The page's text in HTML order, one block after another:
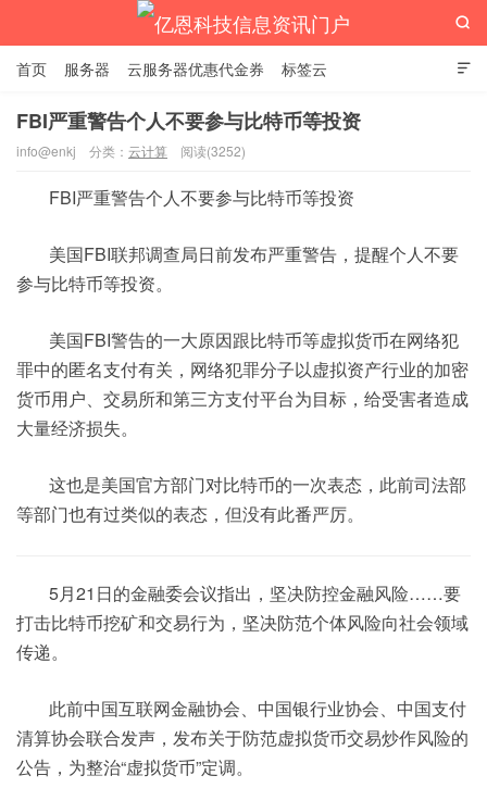

首页 服务器 云服务器优惠代金券 标签云

FBI严重警告个人不要参与比特币等投资
info@enkj 分类： 云计算 阅读(3252)
FBI严重警告个人不要参与比特币等投资
美国FBI联邦调查局日前发布严重警告，提醒个人不要
参与比特币等投资。
美国FBI警告的一大原因跟比特币等虚拟货币在网络犯
罪中的匿名支付有关，网络犯罪分子以虚拟资产行业的加密
货币用户、交易所和第三方支付平台为目标，给受害者造成
大量经济损失。
这也是美国官方部门对比特币的一次表态，此前司法部
等部门也有过类似的表态，但没有此番严厉。
5月21日的金融委会议指出，坚决防控金融风险……要
打击比特币挖矿和交易行为，坚决防范个体风险向社会领域
传递。
此前中国互联网金融协会、中国银行业协会、中国支付
清算协会联合发声，发布关于防范虚拟货币交易炒作风险的
公告，为整治“虚拟货币”定调。